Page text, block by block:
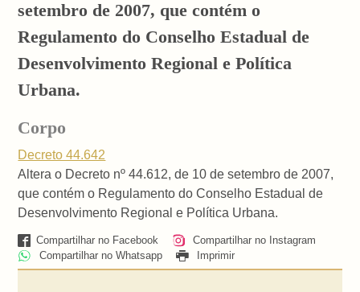
setembro de 2007, que contém o
Regulamento do Conselho Estadual de
Desenvolvimento Regional e Política
Urbana.
Corpo
Decreto 44.642
Altera o Decreto nº 44.612, de 10 de setembro de 2007,
que contém o Regulamento do Conselho Estadual de
Desenvolvimento Regional e Política Urbana.
Compartilhar no Facebook
Compartilhar no Instagram
Compartilhar no Whatsapp
Imprimir